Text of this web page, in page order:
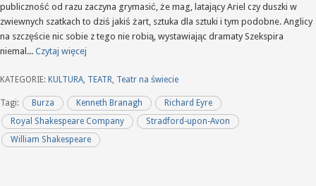
publiczność od razu zaczyna grymasić, że mag, latający Ariel czy duszki w
zwiewnych szatkach to dziś jakiś żart, sztuka dla sztuki i tym podobne. Anglicy
na szczęście nic sobie z tego nie robią, wystawiając dramaty Szekspira
niemal... Czytaj więcej
KATEGORIE: KULTURA, TEATR, Teatr na świecie
Tagi: Burza Kenneth Branagh
Richard Eyre
Royal Shakespeare Company
Stradford-upon-Avon
William Shakespeare